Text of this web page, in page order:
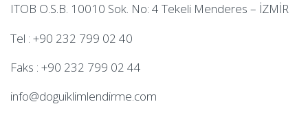
ITOB O.S.B. 10010 Sok. No: 4 Tekeli Menderes – İZMİR
Tel : +90 232 799 02 40
Faks : +90 232 799 02 44
info@doguiklimlendirme.com